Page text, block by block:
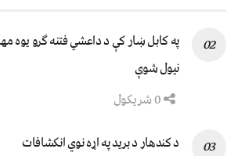
په کابل ښار کې د داعشي فتنه ګرو يوه
نيول شوې
د کندهار د برید په اړه نوي انکشافات